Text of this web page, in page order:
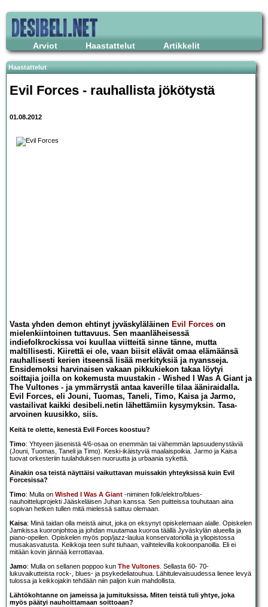
Arviot Haastattelut Artikkelit
Haastattelut
Evil Forces - rauhallista jökötystä
01.08.2012
Vasta yhden demon ehtinyt jyväskyläläinen Evil Forces on
mielenkiintoinen tuttavuus. Sen maanläheisessä
indiefolkrockissa voi kuullaa viitteitä sinne tänne, mutta
maltillisesti. Kiirettä ei ole, vaan biisit elävät omaa elämäänsä
rauhallisesti kerien itseensä lisää merkityksiä ja nyansseja.
Ensidemoksi harvinaisen vakaan pikkukiekon takaa löytyi
soittajia joilla on kokemusta muustakin - Wished I Was A Giant ja
The Vultones - ja ymmärrystä antaa kaverille tilaa ääniraidalla.
Evil Forces, eli Jouni, Tuomas, Taneli, Timo, Kaisa ja Jarmo,
vastailivat kaikki desibeli.netin lähettämiin kysymyksin. Tasa-
arvoinen kuusikko, siis.
Keitä te olette, kenestä Evil Forces koostuu?
Timo: Yhtyeen jäsenistä 4/6-osaa on enemmän tai vähemmän lapsuudenystäviä
(Jouni, Tuomas, Taneli ja Timo). Keski-ikäistyviä maalaispoikia. Jarmo ja Kaisa
tuovat orkesteriin tuulahduksen nuoruutta ja urbaania sykettä.
Ainakin osa teistä näyttäisi vaikuttavan muissakin yhteyksissä kuin Evil
Forcesissa?
Timo: Mulla on Wished I Was A Giant -niminen folk/elektro/blues-
nauhoitteluprojekti Jääskeläisen Juhan kanssa. Sen puitteissa touhutaan aina
sopivan hetken tullen mitä mielessä sattuu olemaan.
Kaisa: Minä taidan olla meistä ainut, joka on eksynyt opiskelemaan alalle. Opiskelen
Jamkissa kuoronjohtoa ja johdan muutamaa kuoroa täällä Jyväskylän alueella ja
piano-opeilen. Opiskelen myös pop/jazz-laulua konservatoriolla ja yliopistossa
musakasvatusta. Keikkoja teen suht tiuhaan, vaihtelevilla kokoonpanoilla. Eli ei
mitään kovin jännää kerrottavaa.
Jamo: Mulla on sellanen poppoo kun The Vultones. Sellasta 60- 70-
lukuvaikutteista rock-, blues- ja psykedeliatouhua. Lähitulevaisuudessa lienee levyä
tulossa ja keikkojakin tehdään niin paljon kuin mahdollista.
Lähtökohtanne on jameissa ja jumituksissa. Miten teistä tuli yhtye, joka
myös päätyi nauhoittamaan soittoaan?